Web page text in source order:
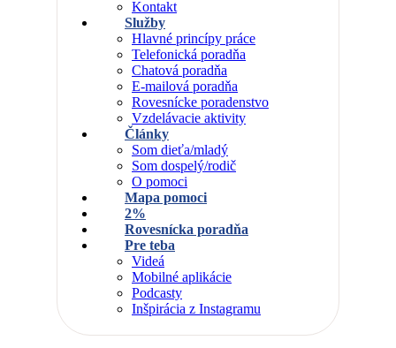
Kontakt
Služby
Hlavné princípy práce
Telefonická poradňa
Chatová poradňa
E-mailová poradňa
Rovesnícke poradenstvo
Vzdelávacie aktivity
Články
Som dieťa/mladý
Som dospelý/rodič
O pomoci
Mapa pomoci
2%
Rovesnícka poradňa
Pre teba
Videá
Mobilné aplikácie
Podcasty
Inšpirácia z Instagramu